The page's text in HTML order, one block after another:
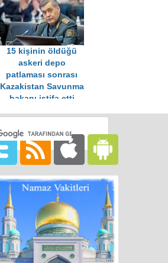
15 kişinin öldüğü
askeri depo
patlaması sonrası
Kazakistan Savunma
bakanı istifa etti